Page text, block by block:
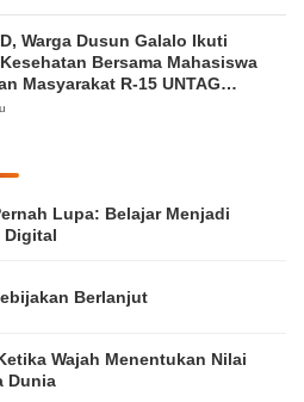
Warga Dusun Galalo Ikuti
Bersama Mahasiswa
Masyarakat R-15 UNTAG
Lupa: Belajar Menjadi
Digital
Berlanjut
Wajah Menentukan Nilai
Dunia